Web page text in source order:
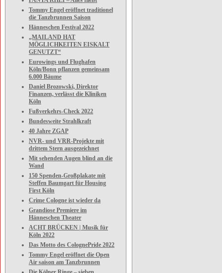
Tommy Engel eröffnet traditionel
die Tanzbrunnen Saison
Hänneschen Festival 2022
„MAILAND HAT
MÖGLICHKEITEN EISKALT
GENUTZT“
Eurowings und Flughafen
Köln/Bonn pflanzen gemeinsam
6.000 Bäume
Daniel Brozowski, Direktor
Finanzen, verlässt die Kliniken
Köln
Fußverkehrs-Check 2022
Bundesweite Strahlkraft
40 Jahre ZGAP
NVR- und VRR-Projekte mit
drittem Stern ausgezeichnet
Mit sehenden Augen blind an die
Wand
150 Spenden-Großplakate mit
Steffen Baumgart für Housing
First Köln
Crime Cologne ist wieder da
Grandiose Premiere im
Hänneschen Theater
ACHT BRÜCKEN | Musik für
Köln 2022
Das Motto des ColognePride 2022
Tommy Engel eröffnet die Open
Air saison am Tanzbrunnen